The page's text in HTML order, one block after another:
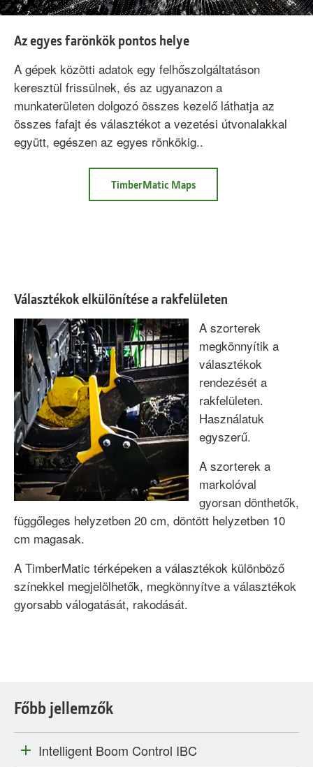
Az egyes farönkök pontos helye
A gépek közötti adatok egy felhőszolgáltatáson
keresztül frissülnek, és az ugyanazon a
munkaterületen dolgozó összes kezelő láthatja az
összes fafajt és választékot a vezetési útvonalakkal
együtt, egészen az egyes rönkökig..
TimberMatic MapsTimberMatic
Az
Választékok elkülönítése a rakfelületen
A szorterek
megkönnyítik a
választékok
rendezését a
rakfelületen.
Használatuk
egyszerű.
A szorterek a
markolóval
gyorsan dönthetők,
függőleges helyzetben 20 cm, döntött helyzetben 10
cm magasak.
A TimberMatic térképeken a választékok különböző
színekkel megjelölhetők, megkönnyítve a választékok
gyorsabb válogatását, rakodását.
Főbb jellemzők
Intelligent Boom Control IBC